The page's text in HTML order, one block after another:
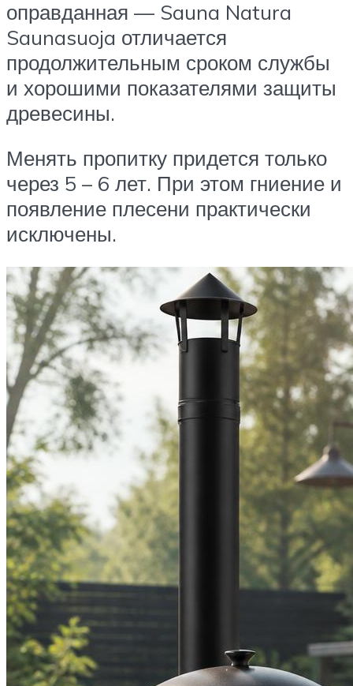
оправданная — Sauna Natura
Saunasuoja отличается
продолжительным сроком службы
и хорошими показателями защиты
древесины.
Менять пропитку придется только
через 5 – 6 лет. При этом гниение и
появление плесени практически
исключены.